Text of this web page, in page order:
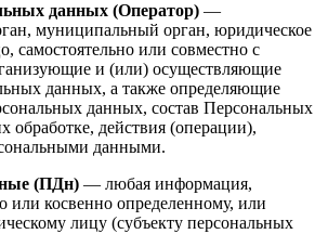
данных (Оператор) —
муниципальный орган, юридическое
самостоятельно или совместно с
и (или) осуществляющие
данных, а также определяющие
данных, состав Персональных
обработке, действия (операции),
данными.
(ПДн) — любая информация,
или косвенно определенному, или
лицу (субъекту персональных